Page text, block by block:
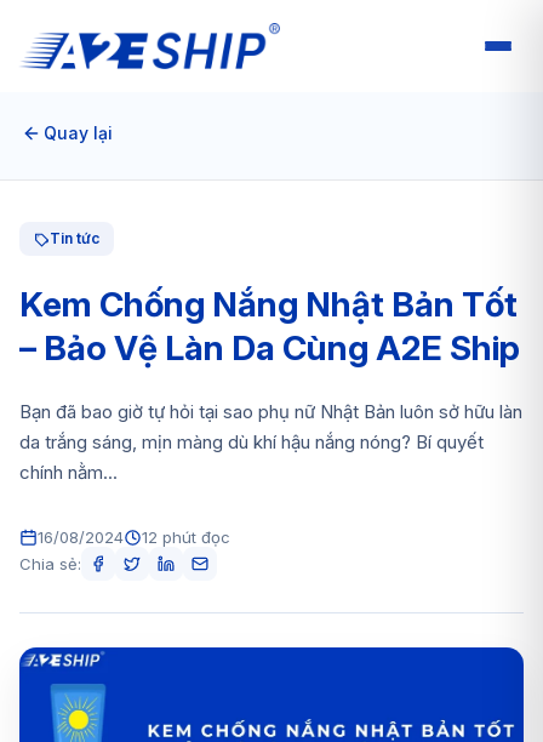
Quay lại
Tin tức
Kem Chống Nắng Nhật Bản Tốt
– Bảo Vệ Làn Da Cùng A2E Ship
Bạn đã bao giờ tự hỏi tại sao phụ nữ Nhật Bản luôn sở hữu làn
da trắng sáng, mịn màng dù khí hậu nắng nóng? Bí quyết
chính nằm...
16/08/2024
12 phút đọc
Chia sẻ: